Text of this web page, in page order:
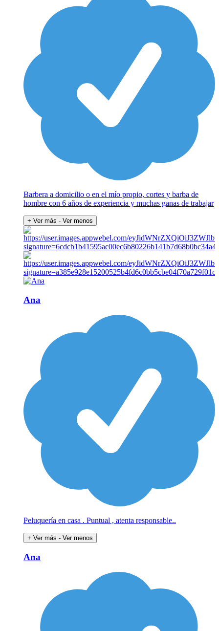
Barbera a domicilio o en el mío propio, cortes y barba de
hombre con 6 años de experiencia y muchas ganas de trabajar
+ Ver más - Ver menos
Ana
Peluquería en casa . Puntual , atenta responsable..
+ Ver más - Ver menos
Ana